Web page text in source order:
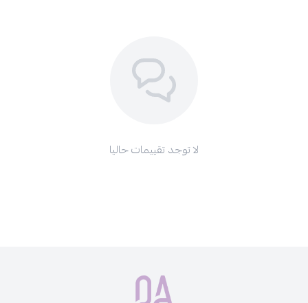
قد تؤدي صبغات الشعر إلى حساسية خطيرة، وقد يزيد الوشم بالحناء
السوداء إلى خطر الإصابة بالحساسية.
في حال لامس المستحضر العينين، اغسليهما بالماء فوراً.
لا توجد تقييمات حاليا